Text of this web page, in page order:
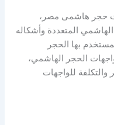
حجر هاشمى مصر،
المتعددة وأشكاله
بها الحجر
الحجر الهاشمي،
للواجهات